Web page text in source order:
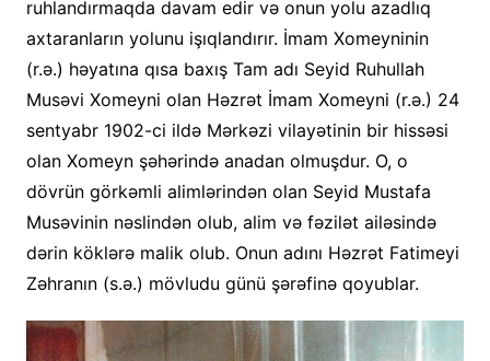
ruhlandırmaqda davam edir və onun yolu azadlıq
axtaranların yolunu işıqlandırır. İmam Xomeyninin
(r.ə.) həyatına qısa baxış Tam adı Seyid Ruhullah
Musəvi Xomeyni olan Həzrət İmam Xomeyni (r.ə.) 24
sentyabr 1902-ci ildə Mərkəzi vilayətinin bir hissəsi
olan Xomeyn şəhərində anadan olmuşdur. O, o
dövrün görkəmli alimlərindən olan Seyid Mustafa
Musəvinin nəslindən olub, alim və fəzilət ailəsində
dərin köklərə malik olub. Onun adını Həzrət Fatimeyi
Zəhranın (s.ə.) mövludu günü şərəfinə qoyublar.